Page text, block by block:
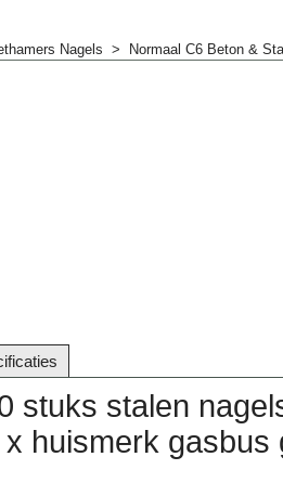
Nagels > Normaal C6 Beton &
stuks stalen
huismerk